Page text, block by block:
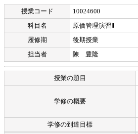
授業コード 10024600
科目名
原価管理演習Ⅱ
履修期
後期授業
担当者
陳 豊隆
授業の題目
学修の概要
学修の到達目標